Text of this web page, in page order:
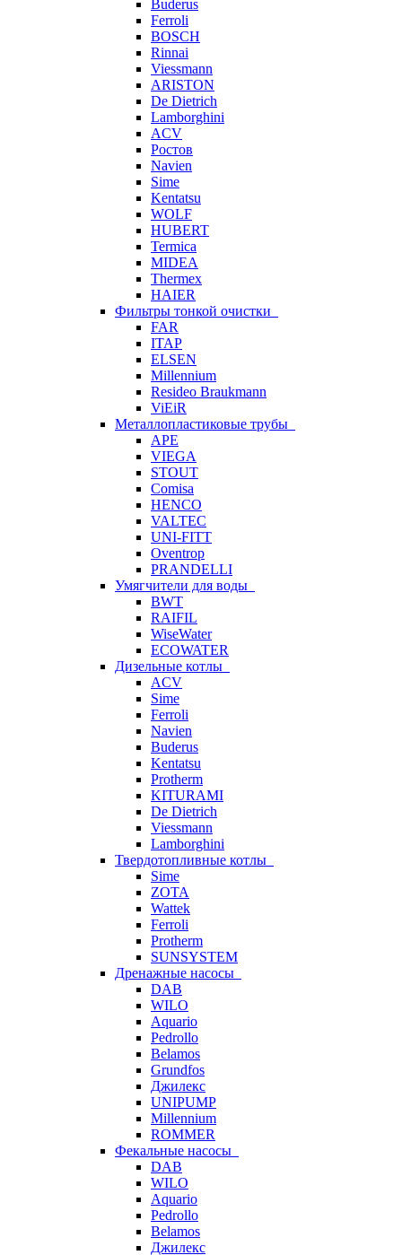
Buderus
Ferroli
BOSCH
Rinnai
Viessmann
ARISTON
De Dietrich
Lamborghini
ACV
Ростов
Navien
Sime
Kentatsu
WOLF
HUBERT
Termica
MIDEA
Thermex
HAIER
Фильтры тонкой очистки
FAR
ITAP
ELSEN
Millennium
Resideo Braukmann
ViEiR
Металлопластиковые трубы
APE
VIEGA
STOUT
Comisa
HENCO
VALTEC
UNI-FITT
Oventrop
PRANDELLI
Умягчители для воды
BWT
RAIFIL
WiseWater
ECOWATER
Дизельные котлы
ACV
Sime
Ferroli
Navien
Buderus
Kentatsu
Protherm
KITURAMI
De Dietrich
Viessmann
Lamborghini
Твердотопливные котлы
Sime
ZOTA
Wattek
Ferroli
Protherm
SUNSYSTEM
Дренажные насосы
DAB
WILO
Aquario
Pedrollo
Belamos
Grundfos
Джилекс
UNIPUMP
Millennium
ROMMER
Фекальные насосы
DAB
WILO
Aquario
Pedrollo
Belamos
Джилекс